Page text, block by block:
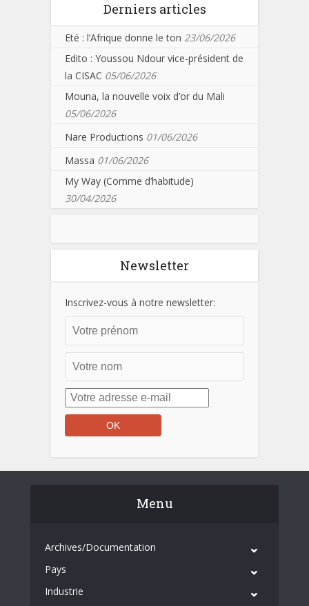
Derniers articles
Eté : l’Afrique donne le ton 23/06/2026
Edito : Youssou Ndour vice-président de
la CISAC 05/06/2026
Mouna, la nouvelle voix d’or du Mali
05/06/2026
Nare Productions 01/06/2026
Massa 01/06/2026
My Way (Comme d’habitude)
30/04/2026
Newsletter
Inscrivez-vous à notre newsletter:
Menu
Archives/Documentation
Pays
Industrie